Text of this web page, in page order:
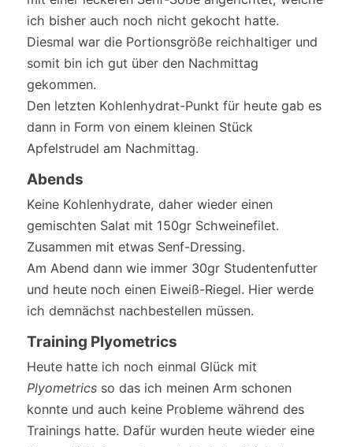
ich bisher auch noch nicht gekocht hatte.
Diesmal war die Portionsgröße reichhaltiger und
somit bin ich gut über den Nachmittag
gekommen.
Den letzten Kohlenhydrat-Punkt für heute gab es
dann in Form von einem kleinen Stück
Apfelstrudel am Nachmittag.
Abends
Keine Kohlenhydrate, daher wieder einen
gemischten Salat mit 150gr Schweinefilet.
Zusammen mit etwas Senf-Dressing.
Am Abend dann wie immer 30gr Studentenfutter
und heute noch einen Eiweiß-Riegel. Hier werde
ich demnächst nachbestellen müssen.
Training Plyometrics
Heute hatte ich noch einmal Glück mit
Plyometrics so das ich meinen Arm schonen
konnte und auch keine Probleme während des
Trainings hatte. Dafür wurden heute wieder eine